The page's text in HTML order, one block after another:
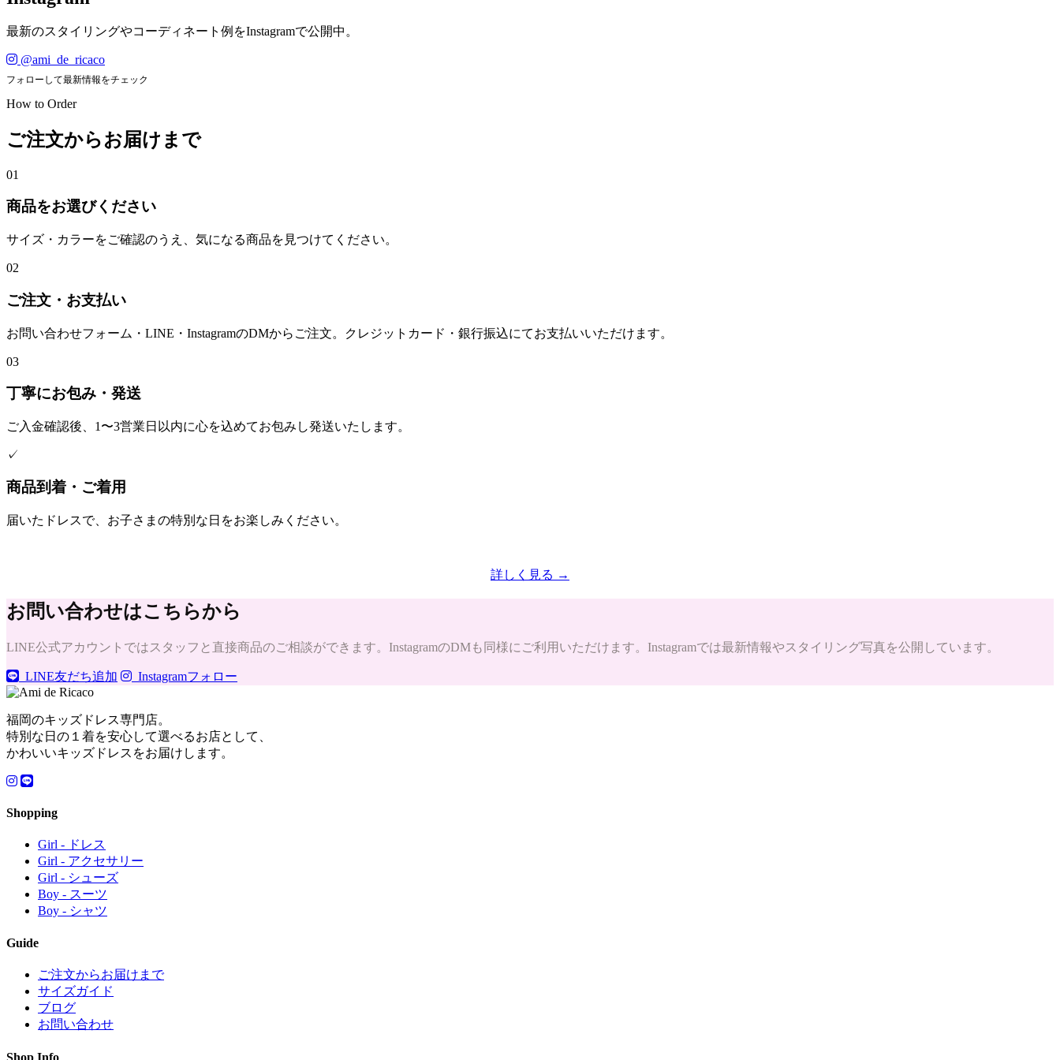
最新のスタイリングやコーディネート例をInstagramで公開中。
@ami_de_ricaco
フォローして最新情報をチェック
How to Order
ご注文からお届けまで
01
商品をお選びください
サイズ・カラーをご確認のうえ、気になる商品を見つけてください。
02
ご注文・お支払い
お問い合わせフォーム・LINE・InstagramのDMからご注文。クレジットカード・銀行振込にてお支払いいただけます。
03
丁寧にお包み・発送
ご入金確認後、1〜3営業日以内に心を込めてお包みし発送いたします。
✓
商品到着・ご着用
届いたドレスで、お子さまの特別な日をお楽しみください。
詳しく見る →
お問い合わせはこちらから
LINE公式アカウントではスタッフと直接商品のご相談ができます。InstagramのDMも同様にご利用いただけます。Instagramでは最新情報やスタイリング写真を公開しています。
LINE友だち追加 Instagramフォロー
福岡のキッズドレス専門店。
特別な日の１着を安心して選べるお店として、
かわいいキッズドレスをお届けします。
Shopping
Girl - ドレス
Girl - アクセサリー
Girl - シューズ
Boy - スーツ
Boy - シャツ
Guide
ご注文からお届けまで
サイズガイド
ブログ
お問い合わせ
Shop Info